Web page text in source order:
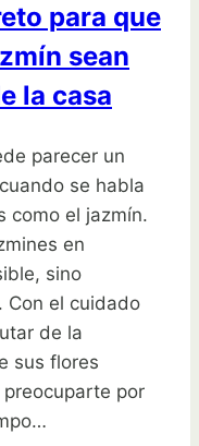
para que
sean
la casa
parecer un
se habla
como el jazmín.
en
sino
Con el cuidado
de la
sus flores
por